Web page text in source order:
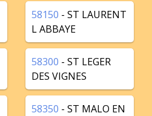
58150 - ST LAURENT
L ABBAYE
58300 - ST LEGER
DES VIGNES
58350 - ST MALO EN